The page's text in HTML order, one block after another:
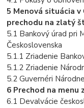
5 Menová situácia v
prechodu na zlatý
5.1 Bankový úrad pri
Československa
5.1.1 Zriadenie
5.1.2 Zriadenie
5.2 Guvernéri
6 Prechod na
6.1 Devalvácie